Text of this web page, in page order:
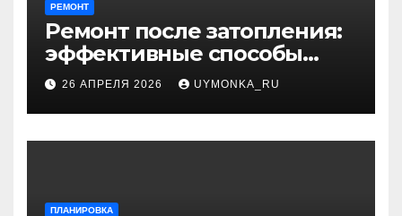
РЕМОНТ
Ремонт после затопления:
эффективные способы
устранения последствий
26 АПРЕЛЯ 2026 UYMONKA_RU
ПЛАНИРОВКА